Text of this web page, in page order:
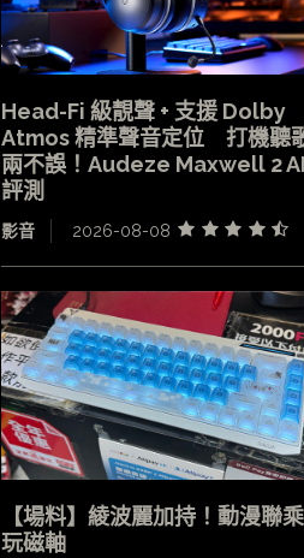
Head-Fi 級靚聲 + 支援 Dolby
Atmos 精準聲音定位 打機聽
兩不誤！Audeze Maxwell 2
評測
影音 2026-08-08
【場料】綾波麗加持！動漫聯
玩磁軸